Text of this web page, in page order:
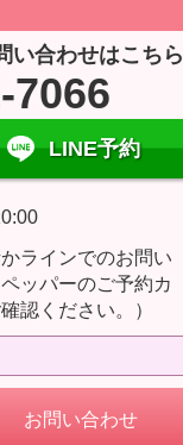
い合わせはこちら
7066
LINE予約
ラインでのお問い
ッパーのご予約カ
認ください。）
お問い合わせ